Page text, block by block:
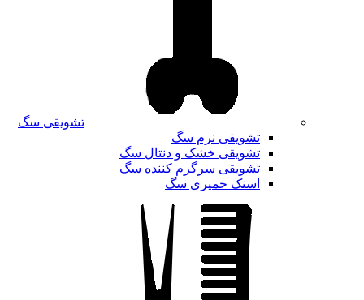
تشویقی سگ
تشویقی نرم سگ
تشویقی خشک و دنتال سگ
تشویقی سرگرم کننده سگ
اسنک خمیری سگ